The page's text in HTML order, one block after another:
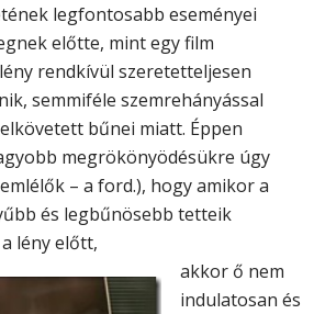
legfontosabb eseményei
előtte, mint egy film
rendkívül szeretetteljesen
semmiféle szemrehányással
bűnei miatt. Éppen
megrökönyödésükre úgy
– a ford.), hogy amikor a
és legbűnösebb tetteik
lény előtt,
akkor ő nem
indulatosan és